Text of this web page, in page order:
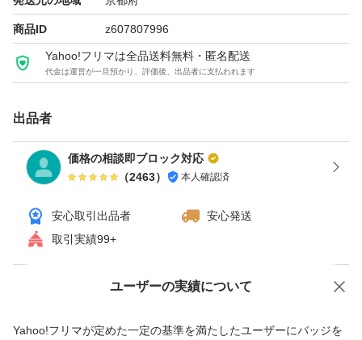
また一度人の手に渡ったものですので、
パッケージの擦り傷等はご了承の上
(贈答品には向きません)
完璧なものをお求めの方はご遠慮ください
商品ID z607807996
Yahoo!フリマは全品送料無料・匿名配送
代金は運営が一旦預かり、評価後、出品者に支払われます
出品者
価格の相談即ブロック対応
（2463） 本人確認済
安心取引出品者
安心発送
取引実績99+
ユーザーの実績について
Yahoo!フリマが定めた一定の基準を満たしたユーザーにバッジを
価格の相談 商品への質問